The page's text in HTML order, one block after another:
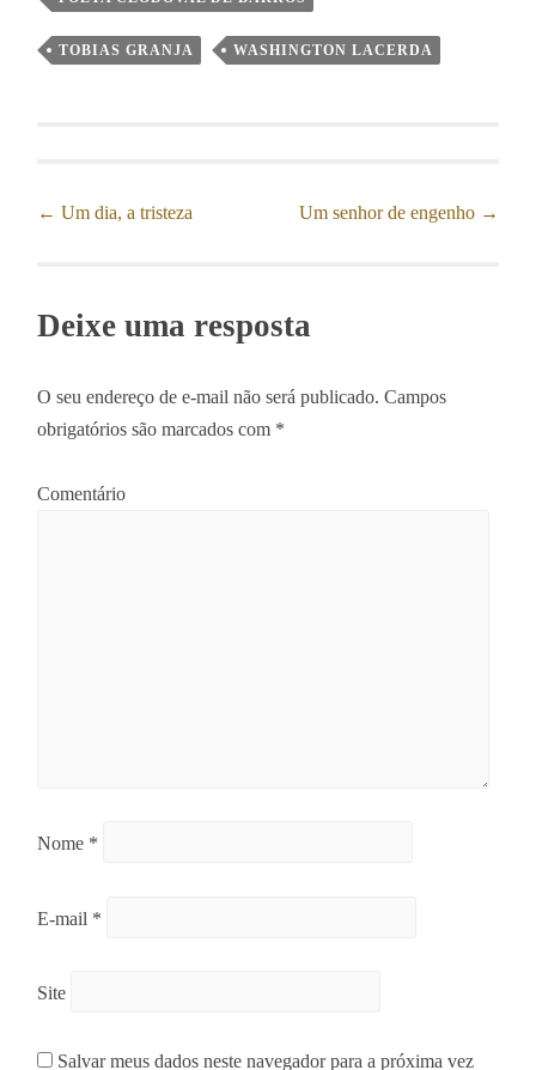
TOBIAS GRANJA WASHINGTON LACERDA
Post navigation
← Um dia, a tristeza Um senhor de engenho →
Deixe uma resposta
O seu endereço de e-mail não será publicado. Campos
obrigatórios são marcados com *
Comentário
Nome *
E-mail *
Site
Salvar meus dados neste navegador para a próxima vez